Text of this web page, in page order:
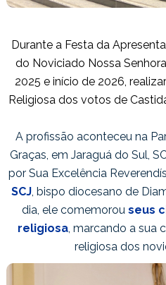
Durante a Festa da
do Noviciado Nossa
2025 e início de 2026,
Religiosa dos votos de
A profissão aconteceu na
Graças, em Jaraguá do Sul,
por Sua Excelência
SCJ, bispo diocesano de
dia, ele comemorouseus
religiosa, marcando a sua
religiosa dos